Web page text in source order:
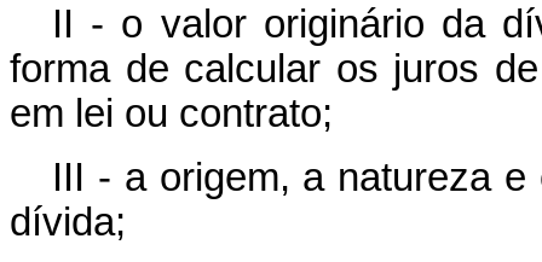
II - o valor originário da
forma de calcular os juros
em lei ou contrato;
III - a origem, a natureza
dívida;